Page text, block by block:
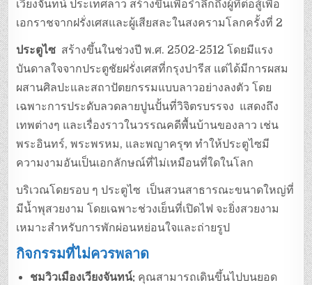
เวียงจันทน์ ประเทศลาว สร้างขึ้นเพื่อรำลึกถึงผู้ที่ต่อสู้เพื่อ
เอกราชจากฝรั่งเศสและผู้เสียสละในสงครามโลกครั้งที่ 2
ประตูไซ สร้างขึ้นในช่วงปี พ.ศ. 2502-2512 โดยมีแรง
บันดาลใจจากประตูชัยฝรั่งเศสที่กรุงปารีส แต่ได้มีการผสม
ผสานศิลปะและสถาปัตยกรรมแบบลาวอย่างลงตัว โดย
เฉพาะการประดับลวดลายปูนปั้นที่วิจิตรบรรจง แสดงถึง
เทพต่างๆ และเรื่องราวในวรรณคดีพื้นบ้านของลาว เช่น
พระอินทร์, พระพรหม, และพญาครุฑ ทำให้ประตูไซมี
ความงามอันเป็นเอกลักษณ์ที่ไม่เหมือนที่ใดในโลก
บริเวณโดยรอบ ๆ ประตูไซ เป็นสวนสาธารณะขนาดใหญ่ที่
มีน้ำพุสวยงาม โดยเฉพาะช่วงเย็นที่เปิดไฟ จะยิ่งสวยงาม
เหมาะสำหรับการพักผ่อนหย่อนใจและถ่ายรูป
กิจกรรมที่ไม่ควรพลาด
ชมวิวเมืองเวียงจันทน์: คุณสามารถเดินขึ้นไปบนยอด